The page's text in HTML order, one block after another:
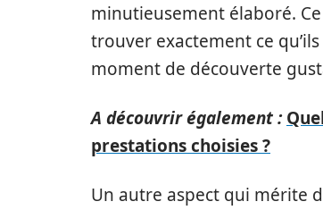
minutieusement élaboré.
trouver exactement ce
moment de découverte
A découvrir également :
prestations choisies ?
Un autre aspect qui mérite